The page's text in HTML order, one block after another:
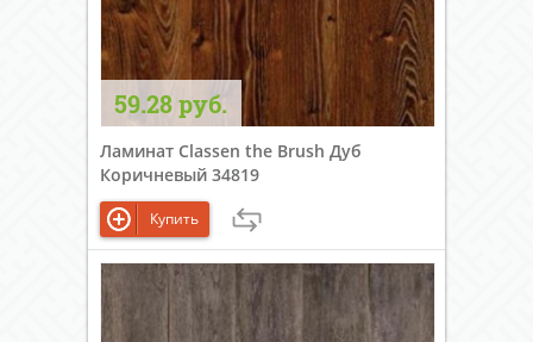
59.28 руб.
Ламинат Classen the Brush Дуб
Коричневый 34819
Купить